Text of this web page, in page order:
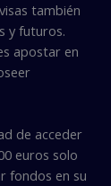
también
y futuros.
apostar en
de acceder
euros solo
fondos en su